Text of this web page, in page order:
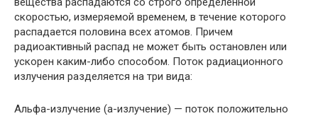
скоростью, измеряемой временем, в течение которого
распадается половина всех атомов. Причем
радиоактивный распад не может быть остановлен или
ускорен каким-либо способом. Поток радиационного
излучения разде­ляется на три вида:
Альфа-излучение (а-излучение) — поток положительно